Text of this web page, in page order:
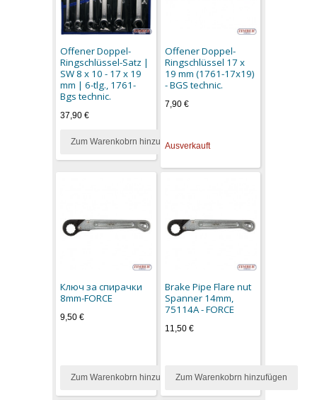
Offener Doppel-
Ringschlüssel-Satz |
SW 8 x 10 - 17 x 19
mm | 6-tlg., 1761-
Bgs technic.
37,90 €
Zum Warenkobrn hinzufügen
Offener Doppel-
Ringschlüssel 17 x
19 mm (1761-17x19)
- BGS technic.
7,90 €
Ausverkauft
Ключ за спирачки
8mm-FORCE
9,50 €
Zum Warenkobrn hinzufügen
Brake Pipe Flare nut
Spanner 14mm,
75114A - FORCE
11,50 €
Zum Warenkobrn hinzufügen